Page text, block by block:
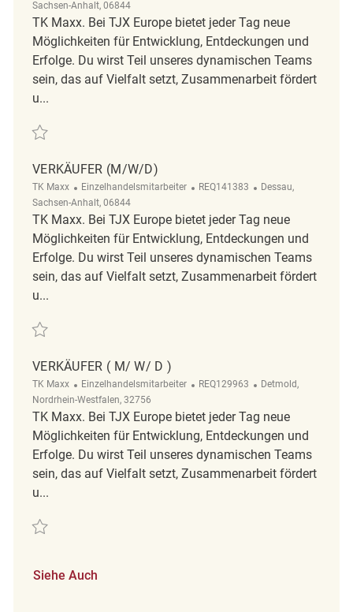
Sachsen-Anhalt, 06844
TK Maxx. Bei TJX Europe bietet jeder Tag neue
Möglichkeiten für Entwicklung, Entdeckungen und
Erfolge. Du wirst Teil unseres dynamischen Teams
sein, das auf Vielfalt setzt, Zusammenarbeit fördert
u...
Retten Verkäufer (m/w/d) REQ141380
VERKÄUFER (M/W/D)
TK Maxx Kategorie
Einzelhandelsmitarbeiter ReqId
REQ141383 Ort
Dessau,
Sachsen-Anhalt, 06844
TK Maxx. Bei TJX Europe bietet jeder Tag neue
Möglichkeiten für Entwicklung, Entdeckungen und
Erfolge. Du wirst Teil unseres dynamischen Teams
sein, das auf Vielfalt setzt, Zusammenarbeit fördert
u...
Retten Verkäufer (m/w/d) REQ141383
VERKÄUFER ( M/ W/ D )
TK Maxx Kategorie
Einzelhandelsmitarbeiter ReqId
REQ129963 Ort
Detmold,
Nordrhein-Westfalen, 32756
TK Maxx. Bei TJX Europe bietet jeder Tag neue
Möglichkeiten für Entwicklung, Entdeckungen und
Erfolge. Du wirst Teil unseres dynamischen Teams
sein, das auf Vielfalt setzt, Zusammenarbeit fördert
u...
Retten Verkäufer ( m/ w/ d ) REQ129963
Siehe Auch